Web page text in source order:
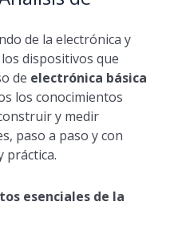
de la electrónica y
dispositivos que
de electrónica básica
los conocimientos
y medir
paso a paso y con
práctica.
esenciales de la